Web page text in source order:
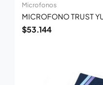
Microfonos
MICROFONO TRUST
$53.144